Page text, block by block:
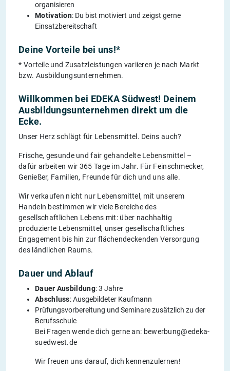
organisieren
Motivation: Du bist motiviert und zeigst gerne
Einsatzbereitschaft
Deine Vorteile bei uns!*
* Vorteile und Zusatzleistungen variieren je nach Markt
bzw. Ausbildungsunternehmen.
Willkommen bei EDEKA Südwest! Deinem
Ausbildungsunternehmen direkt um die
Ecke.
Unser Herz schlägt für Lebensmittel. Deins auch?
Frische, gesunde und fair gehandelte Lebensmittel –
dafür arbeiten wir 365 Tage im Jahr. Für Feinschmecker,
Genießer, Familien, Freunde für dich und uns alle.
Wir verkaufen nicht nur Lebensmittel, mit unserem
Handeln bestimmen wir viele Bereiche des
gesellschaftlichen Lebens mit: über nachhaltig
produzierte Lebensmittel, unser gesellschaftliches
Engagement bis hin zur flächendeckenden Versorgung
des ländlichen Raums.
Dauer und Ablauf
Dauer Ausbildung: 3 Jahre
Abschluss: Ausgebildeter Kaufmann
Prüfungsvorbereitung und Seminare zusätzlich zu der
Berufsschule
Bei Fragen wende dich gerne an: bewerbung@edeka-
suedwest.de
Wir freuen uns darauf, dich kennenzulernen!